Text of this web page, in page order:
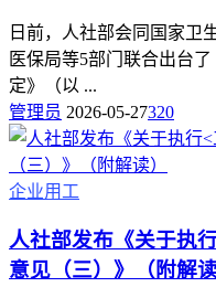
日前，人社部会同国家卫
医保局等5部门联合出台
定》（以 ...
管理员 2026-05-27320
企业用工
人社部发布《关于执
意见（三）》（附解读